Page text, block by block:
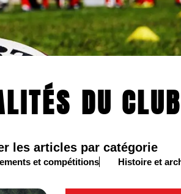
DU CLUB
les articles par catégorie
et compétitions Histoire et